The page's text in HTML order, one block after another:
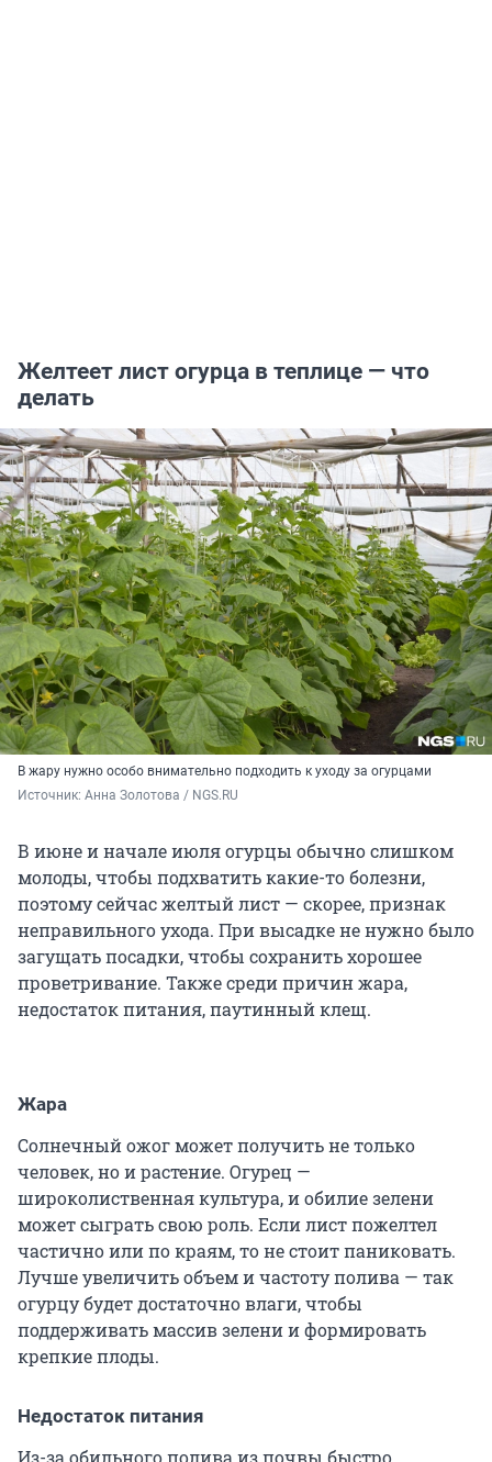
Желтеет лист огурца в теплице — что
делать
В жару нужно особо внимательно подходить к уходу за огурцами
Источник: Анна Золотова / NGS.RU
В июне и начале июля огурцы обычно слишком
молоды, чтобы подхватить какие-то болезни,
поэтому сейчас желтый лист — скорее, признак
неправильного ухода. При высадке не нужно было
загущать посадки, чтобы сохранить хорошее
проветривание. Также среди причин жара,
недостаток питания, паутинный клещ.
Жара
Солнечный ожог может получить не только
человек, но и растение. Огурец —
широколиственная культура, и обилие зелени
может сыграть свою роль. Если лист пожелтел
частично или по краям, то не стоит паниковать.
Лучше увеличить объем и частоту полива — так
огурцу будет достаточно влаги, чтобы
поддерживать массив зелени и формировать
крепкие плоды.
Недостаток питания
Из-за обильного полива из почвы быстро